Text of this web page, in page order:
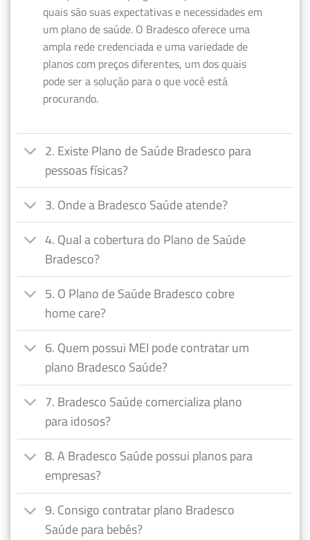
quais são suas expectativas e necessidades em
um plano de saúde. O Bradesco oferece uma
ampla rede credenciada e uma variedade de
planos com preços diferentes, um dos quais
pode ser a solução para o que você está
procurando.
2. Existe Plano de Saúde Bradesco para
pessoas físicas?
3. Onde a Bradesco Saúde atende?
4. Qual a cobertura do Plano de Saúde
Bradesco?
5. O Plano de Saúde Bradesco cobre
home care?
6. Quem possui MEI pode contratar um
plano Bradesco Saúde?
7. Bradesco Saúde comercializa plano
para idosos?
8. A Bradesco Saúde possui planos para
empresas?
9. Consigo contratar plano Bradesco
Saúde para bebês?